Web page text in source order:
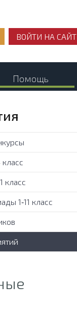
ВОЙТИ НА САЙТ
Помощь
класс
1‑11 класс